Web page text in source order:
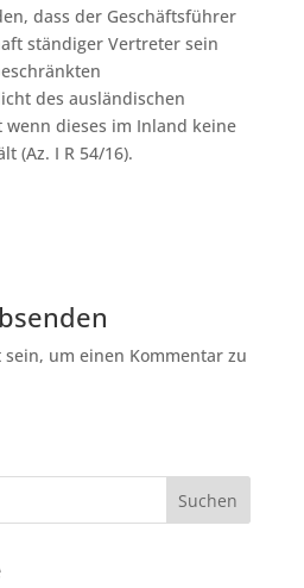
dass der Geschäftsführer
ständiger Vertreter sein
des ausländischen
wenn dieses im Inland keine
(Az. I R 54/16).
um einen Kommentar zu